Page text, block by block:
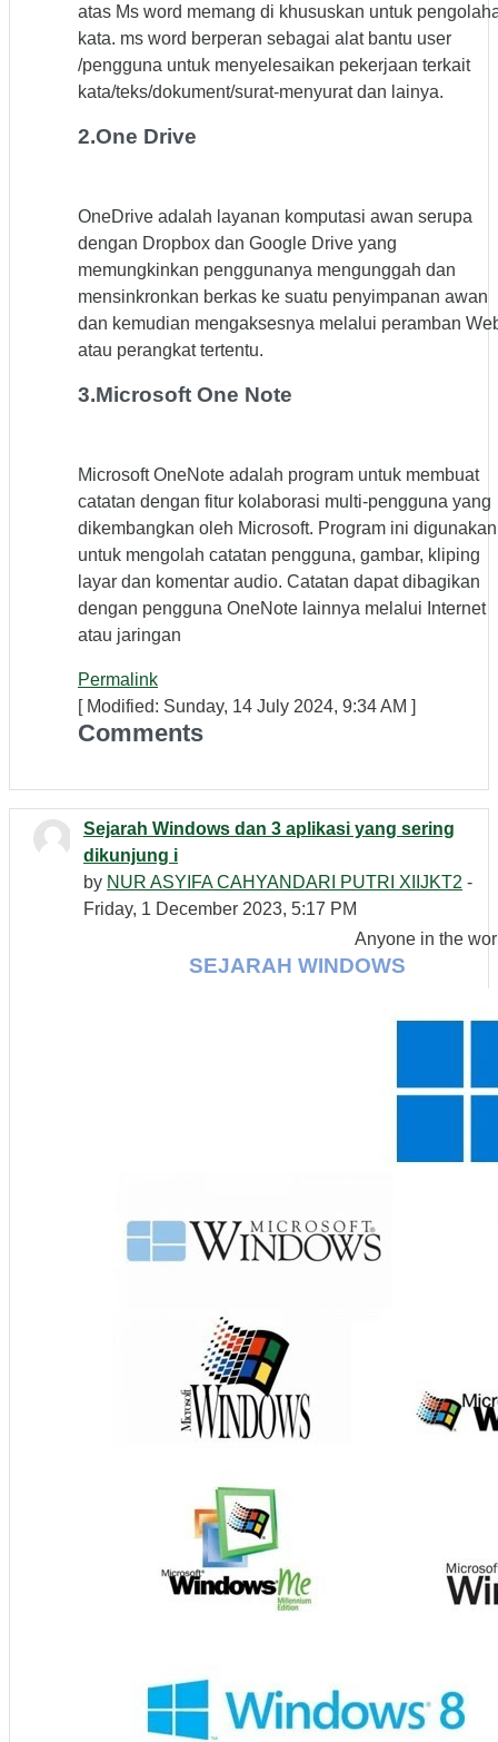
atas Ms word memang di khususkan untuk
kata. ms word berperan sebagai alat bantu user
/pengguna untuk menyelesaikan pekerjaan terkait
kata/teks/dokument/surat-menyurat dan lainya.
2.One Drive
OneDrive adalah layanan komputasi awan serupa
dengan Dropbox dan Google Drive yang
memungkinkan penggunanya mengunggah dan
mensinkronkan berkas ke suatu penyimpanan awan
dan kemudian mengaksesnya melalui peramban
atau perangkat tertentu.
3.Microsoft One Note
Microsoft OneNote adalah program untuk membuat
catatan dengan fitur kolaborasi multi-pengguna yang
dikembangkan oleh Microsoft. Program ini digunakan
untuk mengolah catatan pengguna, gambar, kliping
layar dan komentar audio. Catatan dapat dibagikan
dengan pengguna OneNote lainnya melalui Internet
atau jaringan
Permalink
[ Modified: Sunday, 14 July 2024, 9:34 AM ]
Comments
Sejarah Windows dan 3 aplikasi yang sering
dikunjung i
by NUR ASYIFA CAHYANDARI PUTRI XIIJKT2 -
Friday, 1 December 2023, 5:17 PM
Anyone in the
SEJARAH WINDOWS